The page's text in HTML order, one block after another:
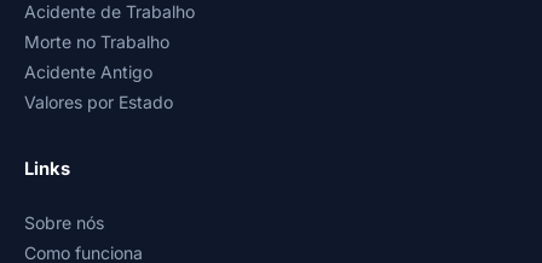
Acidente de Trabalho
Morte no Trabalho
Acidente Antigo
Valores por Estado
Links
Sobre nós
Como funciona